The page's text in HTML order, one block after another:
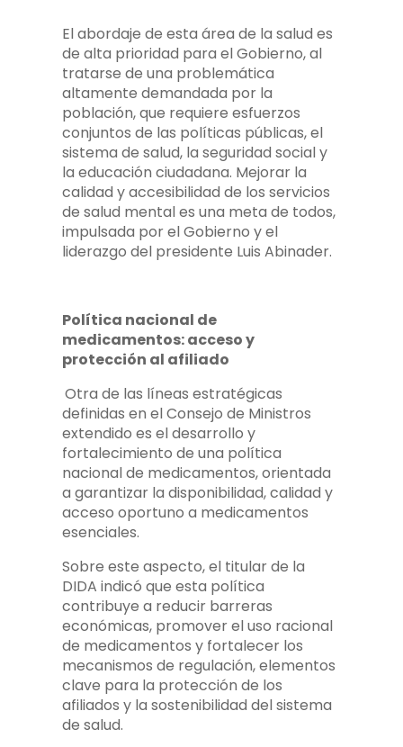
El abordaje de esta área de la salud es
de alta prioridad para el Gobierno, al
tratarse de una problemática
altamente demandada por la
población, que requiere esfuerzos
conjuntos de las políticas públicas, el
sistema de salud, la seguridad social y
la educación ciudadana. Mejorar la
calidad y accesibilidad de los servicios
de salud mental es una meta de todos,
impulsada por el Gobierno y el
liderazgo del presidente Luis Abinader.
Política nacional de
medicamentos: acceso y
protección al afiliado
Otra de las líneas estratégicas
definidas en el Consejo de Ministros
extendido es el desarrollo y
fortalecimiento de una política
nacional de medicamentos, orientada
a garantizar la disponibilidad, calidad y
acceso oportuno a medicamentos
esenciales.
Sobre este aspecto, el titular de la
DIDA indicó que esta política
contribuye a reducir barreras
económicas, promover el uso racional
de medicamentos y fortalecer los
mecanismos de regulación, elementos
clave para la protección de los
afiliados y la sostenibilidad del sistema
de salud.